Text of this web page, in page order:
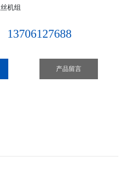
机组
13706127688
产品留言